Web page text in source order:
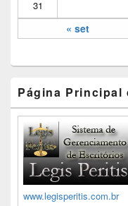
« set
31
Página Principal
www.legisperitis.com.br